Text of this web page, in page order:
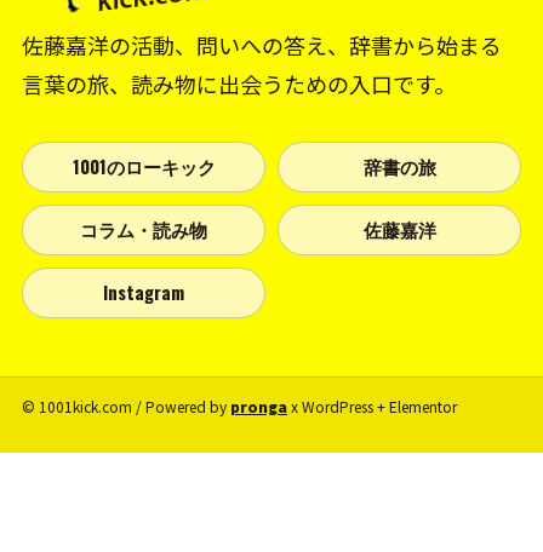
佐藤嘉洋の活動、問いへの答え、辞書から始まる
言葉の旅、読み物に出会うための入口です。
1001のローキック 辞書の旅
コラム・読み物 佐藤嘉洋
Instagram
© 1001kick.com / Powered by prongax WordPress + Elementor